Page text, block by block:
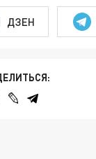
ДЗЕН